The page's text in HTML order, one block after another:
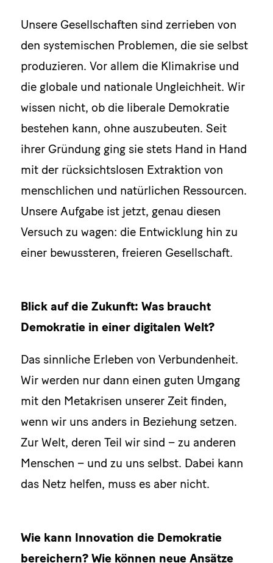
Unsere Gesellschaften sind zerrieben von
den systemischen Problemen, die sie selbst
produzieren. Vor allem die Klimakrise und
die globale und nationale Ungleichheit. Wir
wissen nicht, ob die liberale Demokratie
bestehen kann, ohne auszubeuten. Seit
ihrer Gründung ging sie stets Hand in Hand
mit der rücksichtslosen Extraktion von
menschlichen und natürlichen Ressourcen.
Unsere Aufgabe ist jetzt, genau diesen
Versuch zu wagen: die Entwicklung hin zu
einer bewussteren, freieren Gesellschaft.
Blick auf die Zukunft: Was braucht
Demokratie in einer digitalen Welt?
Das sinnliche Erleben von Verbundenheit.
Wir werden nur dann einen guten Umgang
mit den Metakrisen unserer Zeit finden,
wenn wir uns anders in Beziehung setzen.
Zur Welt, deren Teil wir sind – zu anderen
Menschen – und zu uns selbst. Dabei kann
das Netz helfen, muss es aber nicht.
Wie kann Innovation die Demokratie
bereichern? Wie können neue Ansätze